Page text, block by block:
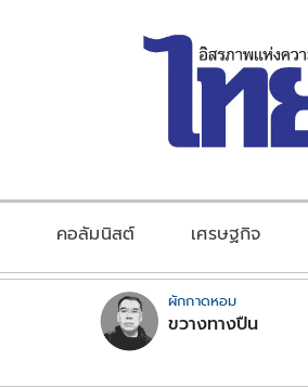
คอลัมนิสต์ เศรษฐกิจ
ผักกาดหอม
ขวางทางปืน